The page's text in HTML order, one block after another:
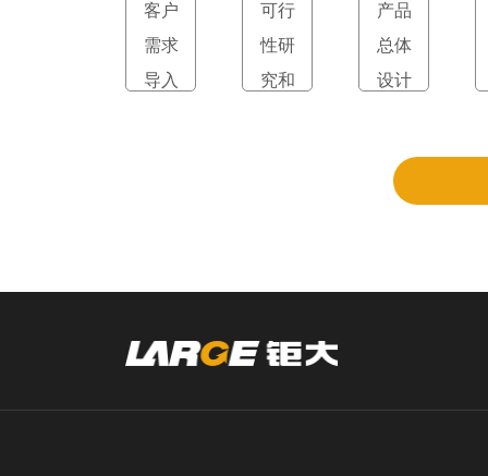
客户
需求
导入
可行
性研
究和
产品
总体
设计